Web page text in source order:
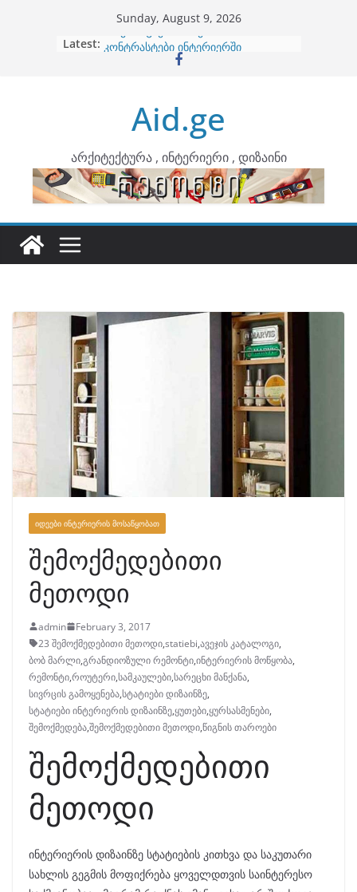
Sunday, August 9, 2026
Latest: ბინების გაერთიანება
კონტრასტები ინტერიერში
ინტერიერის დიზიანი
არტემიდი წარმოგიდგენთ
Aid.ge
არქიტექტურა , ინტერიერი , დიზაინი
ᲘᲓᲔᲔᲑᲘ ᲘᲜᲢᲔᲠᲘᲔᲠᲘᲡ ᲛᲝᲡᲐᲬᲧᲝᲑᲐᲗ
შემოქმედებითი
მეთოდი
admin
February 3, 2017
23 შემოქმედებითი მეთოდი,statiebi,ავეჯის კატალოგი,
ბობ მარლი,გრანდიოზული რემონტი,ინტერიერის მოწყობა,
რემონტი,როუტერი,სამკაულები,სარეცხი მანქანა,
სივრცის გამოყენება,სტატიები დიზაინზე,
სტატიები ინტერიერის დიზაინზე,ყუთები,ყურსასმენები,
შემოქმედება,შემოქმედებითი მეთოდი,წიგნის თაროები
შემოქმედებითი
მეთოდი
ინტერიერის დიზაინზე სტატიების კითხვა და საკუთარი
სახლის გეგმის მოფიქრება ყოველდთვის საინტერესო